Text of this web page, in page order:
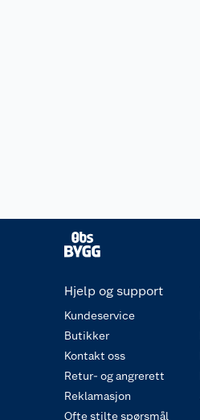
Hjelp og support
Kundeservice
Butikker
Kontakt oss
Retur- og angrerett
Reklamasjon
Ofte stilte spørsmål